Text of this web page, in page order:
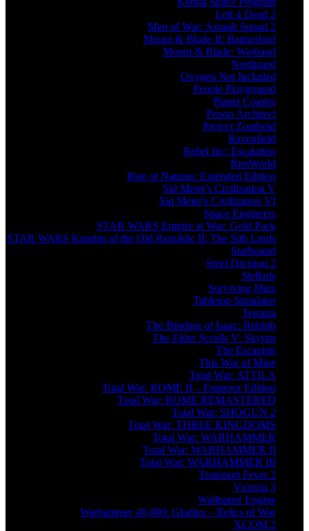
Left 4 Dead 2
Men of War: Assault Squad 2
Mount & Blade II: Bannerlord
Mount & Blade: Warband
Northgard
Oxygen Not Included
People Playground
Planet Coaster
Prison Architect
Project Zomboid
Ravenfield
Rebel Inc: Escalation
RimWorld
Rise of Nations: Extended Edition
Sid Meier's Civilization V
Sid Meier's Civilization VI
Space Engineers
STAR WARS Empire at War: Gold Pack
STAR WARS Knights of the Old Republic II: The Sith Lords
Starbound
Steel Division 2
Stellaris
Surviving Mars
Tabletop Simulator
Terraria
The Binding of Isaac: Rebirth
The Elder Scrolls V: Skyrim
The Escapists
This War of Mine
Total War: ATTILA
Total War: ROME II – Emperor Edition
Total War: ROME REMASTERED
Total War: SHOGUN 2
Total War: THREE KINGDOMS
Total War: WARHAMMER
Total War: WARHAMMER II
Total War: WARHAMMER III
Transport Fever 2
Victoria 3
Wallpaper Engine
Warhammer 40,000: Gladius – Relics of War
XCOM 2